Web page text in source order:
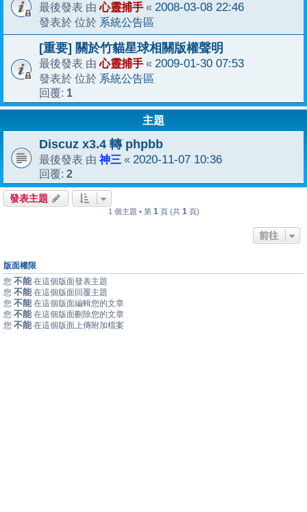
最後發表 由心靈捕手 « 2008-03-08 22:46
發表於 位於 系統公告區
[重要] 關於竹貓星球相關版權聲明
最後發表 由心靈捕手 « 2009-01-30 07:53
發表於 位於 系統公告區
回覆: 1
主題
Discuz x3.4 轉 phpbb
最後發表 由 神三 « 2020-11-07 10:36
回覆: 2
發表主題
1 個主題 • 第 1 頁 (共 1 頁)
前往
版面權限
您 不能 在這個版面發表主題
您 不能 在這個版面回覆主題
您 不能 在這個版面編輯您的文章
您 不能 在這個版面刪除您的文章
您 不能 在這個版面上傳附加檔案